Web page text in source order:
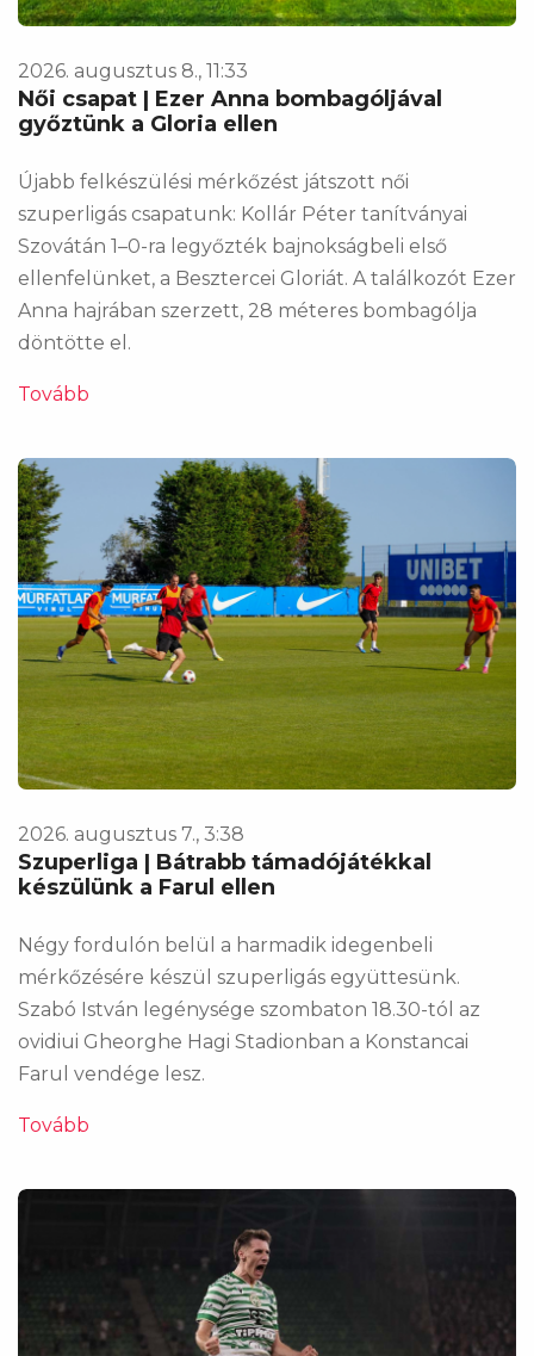
2026. augusztus 8., 11:33
Női csapat | Ezer Anna bombagóljával
győztünk a Gloria ellen
Újabb felkészülési mérkőzést játszott női
szuperligás csapatunk: Kollár Péter tanítványai
Szovátán 1–0-ra legyőzték bajnokságbeli első
ellenfelünket, a Besztercei Gloriát. A találkozót Ezer
Anna hajrában szerzett, 28 méteres bombagólja
döntötte el.
Tovább
2026. augusztus 7., 3:38
Szuperliga | Bátrabb támadójátékkal
készülünk a Farul ellen
Négy fordulón belül a harmadik idegenbeli
mérkőzésére készül szuperligás együttesünk.
Szabó István legénysége szombaton 18.30-tól az
ovidiui Gheorghe Hagi Stadionban a Konstancai
Farul vendége lesz.
Tovább